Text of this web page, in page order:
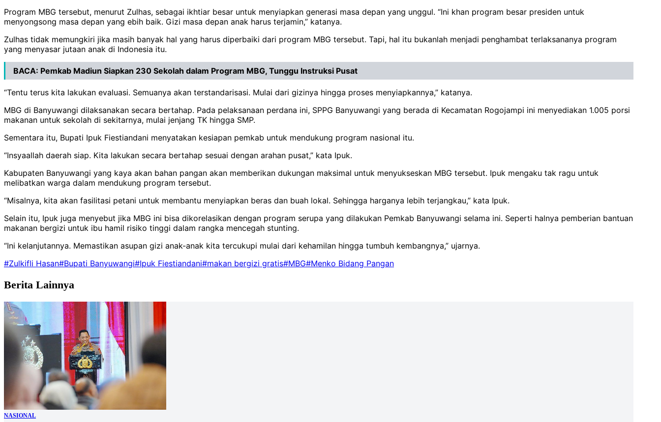
Program MBG tersebut, menurut Zulhas, sebagai ikhtiar besar untuk menyiapkan generasi masa depan yang unggul. “Ini khan program besar presiden untuk
menyongsong masa depan yang ebih baik. Gizi masa depan anak harus terjamin,” katanya.
Zulhas tidak memungkiri jika masih banyak hal yang harus diperbaiki dari program MBG tersebut. Tapi, hal itu bukanlah menjadi penghambat terlaksananya program
yang menyasar jutaan anak di Indonesia itu.
BACA: Pemkab Madiun Siapkan 230 Sekolah dalam Program MBG, Tunggu Instruksi Pusat
“Tentu terus kita lakukan evaluasi. Semuanya akan terstandarisasi. Mulai dari gizinya hingga proses menyiapkannya,” katanya.
MBG di Banyuwangi dilaksanakan secara bertahap. Pada pelaksanaan perdana ini, SPPG Banyuwangi yang berada di Kecamatan Rogojampi ini menyediakan 1.005 porsi
makanan untuk sekolah di sekitarnya, mulai jenjang TK hingga SMP.
Sementara itu, Bupati Ipuk Fiestiandani menyatakan kesiapan pemkab untuk mendukung program nasional itu.
“Insyaallah daerah siap. Kita lakukan secara bertahap sesuai dengan arahan pusat,” kata Ipuk.
Kabupaten Banyuwangi yang kaya akan bahan pangan akan memberikan dukungan maksimal untuk menyukseskan MBG tersebut. Ipuk mengaku tak ragu untuk
melibatkan warga dalam mendukung program tersebut.
“Misalnya, kita akan fasilitasi petani untuk membantu menyiapkan beras dan buah lokal. Sehingga harganya lebih terjangkau,” kata Ipuk.
Selain itu, Ipuk juga menyebut jika MBG ini bisa dikorelasikan dengan program serupa yang dilakukan Pemkab Banyuwangi selama ini. Seperti halnya pemberian bantuan
makanan bergizi untuk ibu hamil risiko tinggi dalam rangka mencegah stunting.
“Ini kelanjutannya. Memastikan asupan gizi anak-anak kita tercukupi mulai dari kehamilan hingga tumbuh kembangnya,” ujarnya.
#Zulkifli Hasan#Bupati Banyuwangi#Ipuk Fiestiandani#makan bergizi gratis#MBG#Menko Bidang Pangan
Berita Lainnya
NASIONAL